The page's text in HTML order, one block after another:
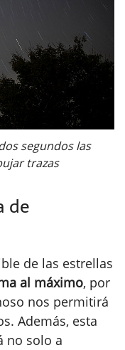
segundos las
trazas
de
de las estrellas
al máximo, por
nos permitirá
Además, esta
no solo a